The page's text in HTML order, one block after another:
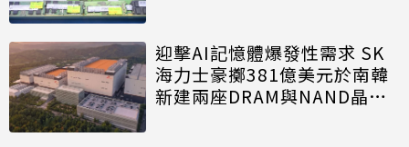
迎擊AI記憶體爆發性需求 SK
海力士豪擲381億美元於南韓
新建兩座DRAM與NAND晶圓